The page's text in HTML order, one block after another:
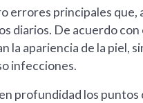
errores principales
diarios. De acuerdo
la apariencia de la piel,
infecciones.
profundidad los